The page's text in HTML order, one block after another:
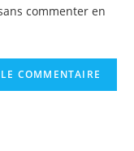
commenter en